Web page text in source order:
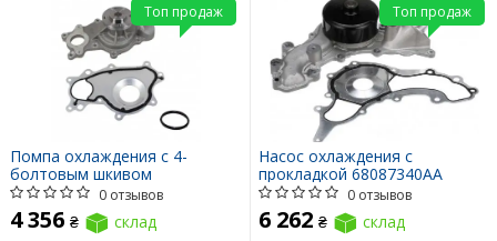
Помпа охлаждения с 4-
болтовым шкивом
0 отзывов
4 356 ₴ склад
Топ продаж
Насос охлаждения с
прокладкой 68087340AA
0 отзывов
6 262 ₴ склад
Топ продаж